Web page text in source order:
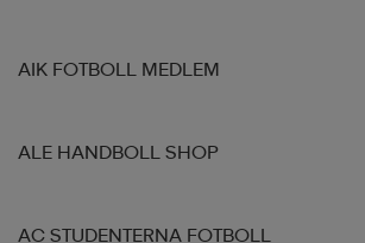
AIK FOTBOLL MEDLEM
ALE HANDBOLL SHOP
AC STUDENTERNA FOTBOLL